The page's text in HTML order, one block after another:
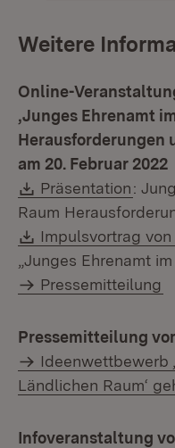
Weitere
Online-
‚Junges Ehrenamt
Herausforderungen
am 20. Februar 2022
Download:
Präsentation:
Raum
Download:
Impulsvortrag
„Junges Ehrenamt
Pressemitteilung
Pressemitteilung
Ideenwettbewerb
Ländlichen Raum‘
Infoveranstaltung